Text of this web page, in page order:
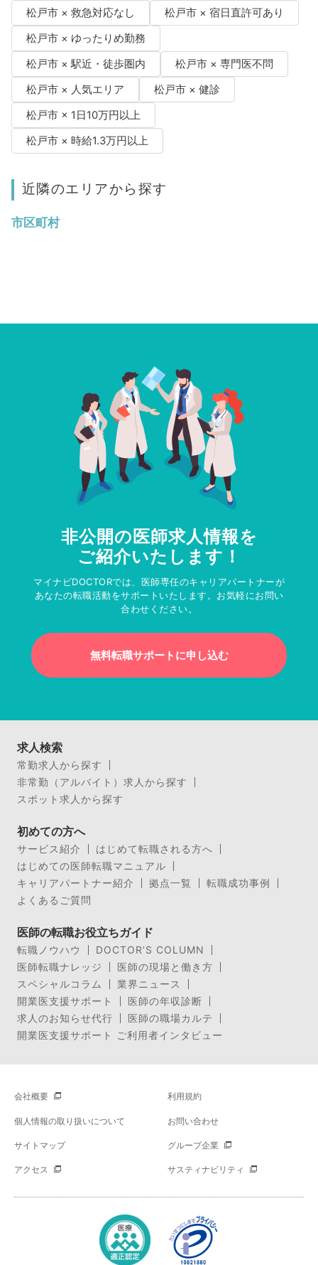
松戸市 × 救急対応なし
松戸市 × 宿日直許可あり
松戸市 × ゆったりめ勤務
松戸市 × 駅近・徒歩圏内
松戸市 × 専門医不問
松戸市 × 人気エリア
松戸市 × 健診
松戸市 × 1日10万円以上
松戸市 × 時給1.3万円以上
近隣のエリアから探す
市区町村
非公開の医師求人情報を
ご紹介いたします！
マイナビDOCTORでは、医師専任のキャリアパートナーが
あなたの転職活動をサポートいたします。お気軽にお問い
合わせください。
無料転職サポートに申し込む
求人検索
常勤求人から探す
非常勤（アルバイト）求人から探す
スポット求人から探す
初めての方へ
サービス紹介
はじめて転職される方へ
はじめての医師転職マニュアル
キャリアパートナー紹介
拠点一覧
転職成功事例
よくあるご質問
医師の転職お役立ちガイド
転職ノウハウ
DOCTOR’S COLUMN
医師転職ナレッジ
医師の現場と働き方
スペシャルコラム
業界ニュース
開業医支援サポート
医師の年収診断
求人のお知らせ代行
医師の職場カルテ
開業医支援サポート ご利用者インタビュー
会社概要 利用規約
個人情報の取り扱いについて お問い合わせ
サイトマップ グループ企業
アクセス サスティナビリティ